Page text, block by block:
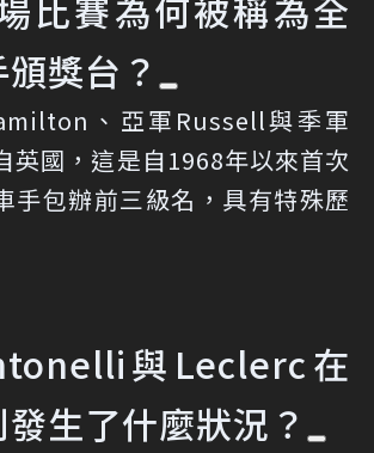
獎台？
、亞軍Russell與季軍
英國，這是自1968年以來首次
手包辦前三級名，具有特殊歷
與Leclerc在
生了什麼狀況？